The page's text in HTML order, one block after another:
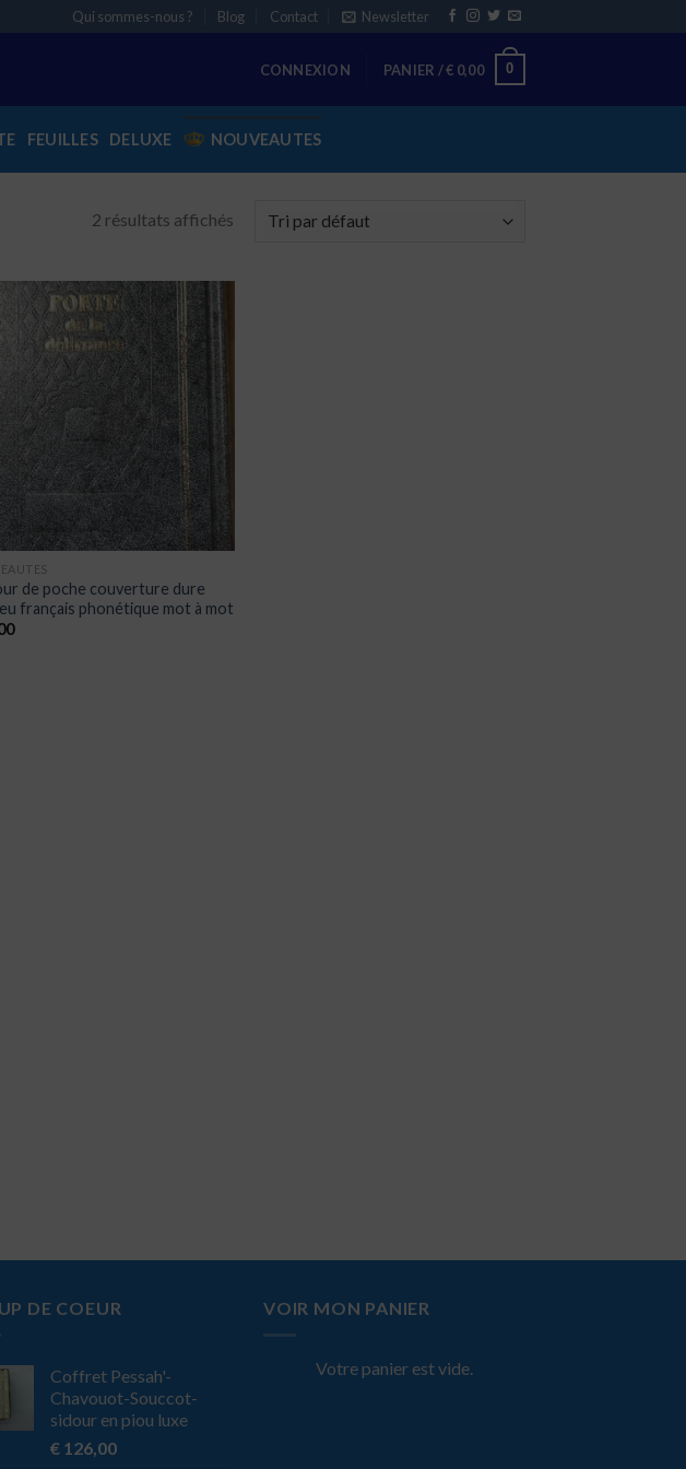
Qui sommes-nous ? Blog Contact Newsletter
CONNEXION PANIER /€ 0,00 0
FEUILLES DELUXE NOUVEAUTES
2 résultats affichés
Ajouter
à la liste
de
souhaits
de poche couverture dure
français phonétique mot à mot
DE COEUR
Coffret Pessah'-
Chavouot-Souccot-
sidour en piou luxe
€ 126,00
VOIR MON PANIER
Votre panier est vide.